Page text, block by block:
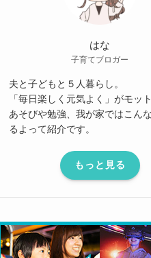
はな
子育てブロガー
夫と子どもと５人暮らし。
「毎日楽しく元気よく」がモッ
あそびや勉強、我が家ではこん
るよって紹介です。
もっと見る